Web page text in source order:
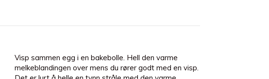
Visp sammen egg i en bakebolle. Hell den varme
melkeblandingen over mens du rører godt med en visp.